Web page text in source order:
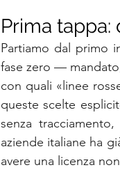
Prima
Partiamo dal primo
fase zero —
con quali «linee
queste scelte
senza
aziende italiane ha
avere una licenza